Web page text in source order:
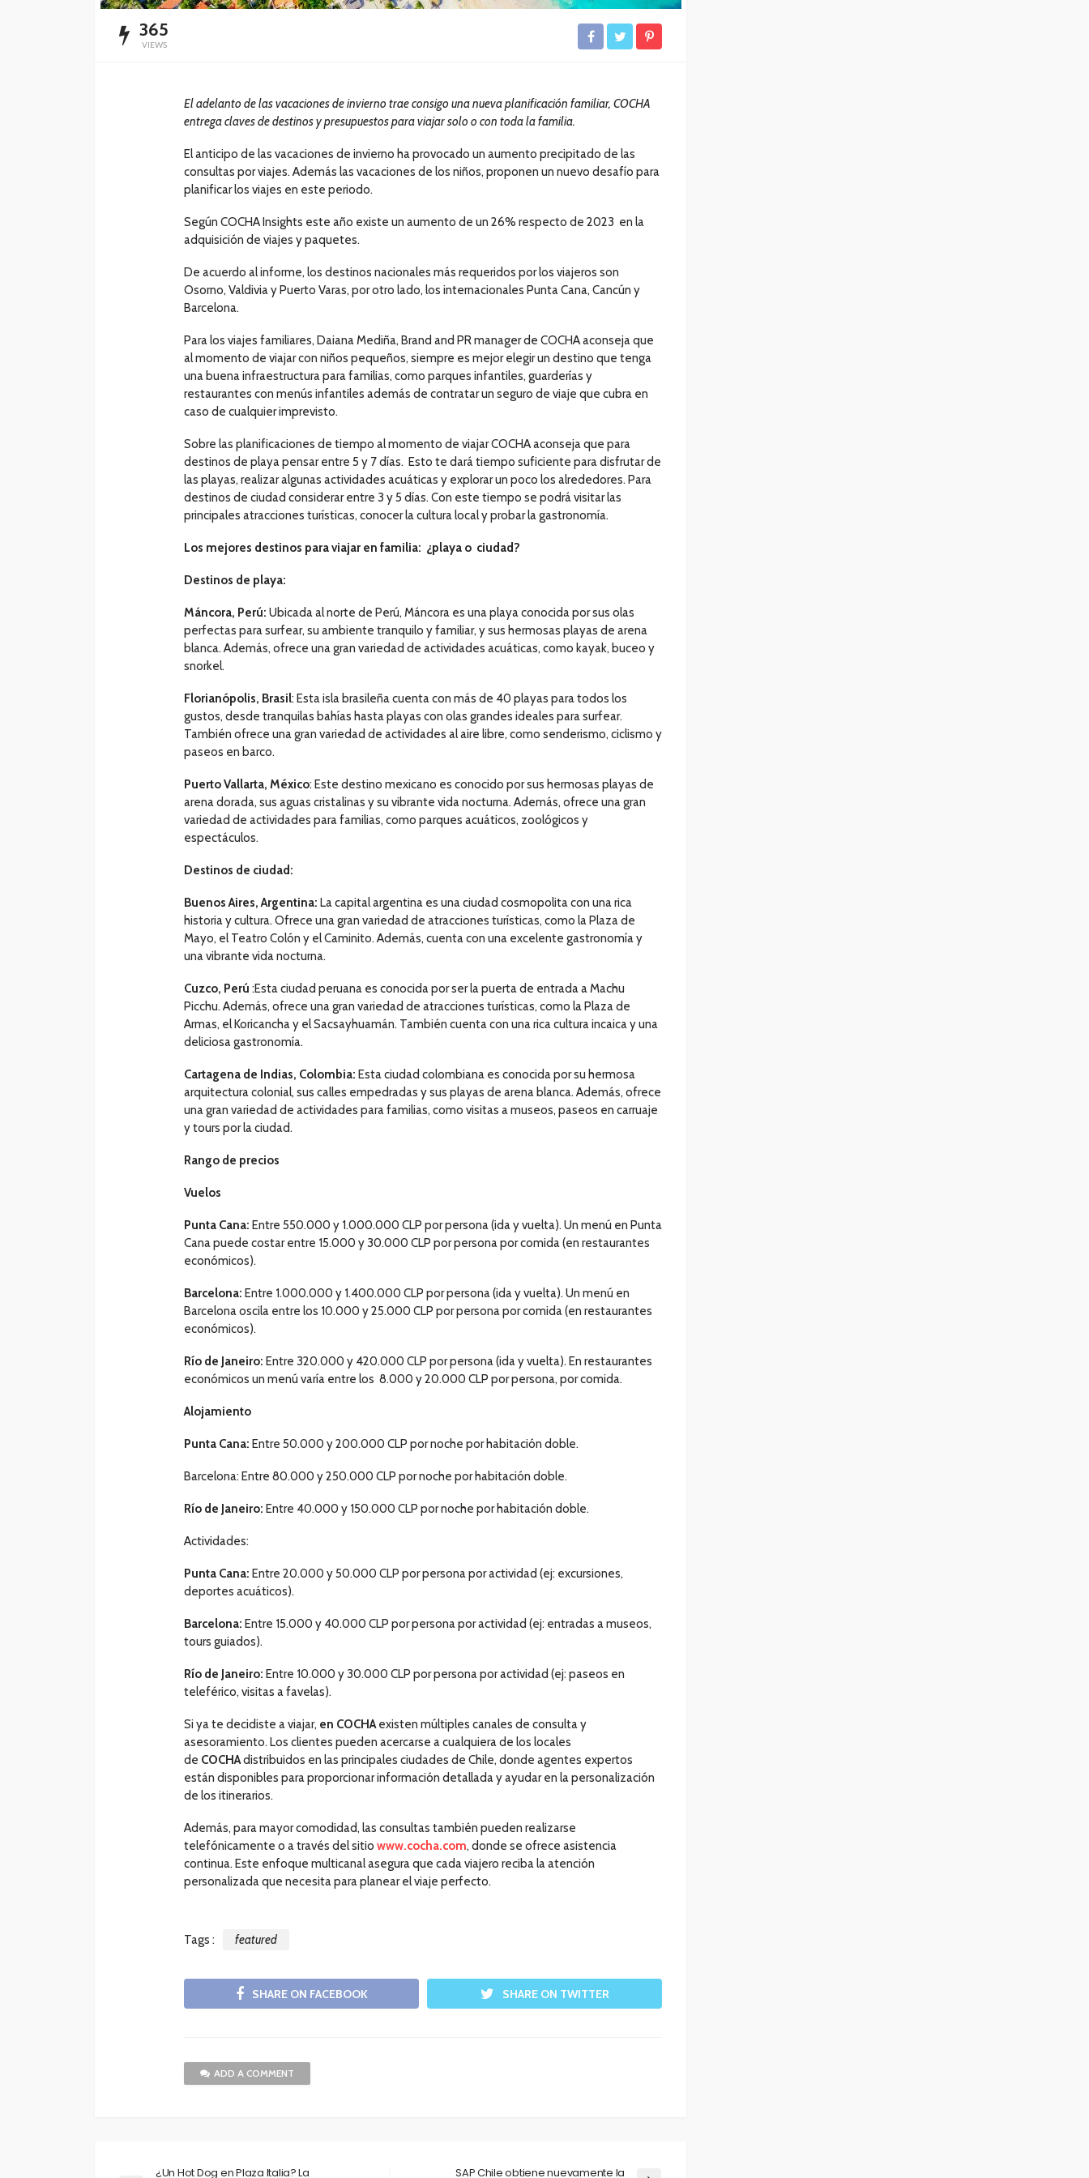
365
VIEWS
El adelanto de las vacaciones de invierno trae consigo una nueva planificación familiar, COCHA
entrega claves de destinos y presupuestos para viajar solo o con toda la familia.
El anticipo de las vacaciones de invierno ha provocado un aumento precipitado de las
consultas por viajes. Además las vacaciones de los niños, proponen un nuevo desafío para
planificar los viajes en este periodo.
Según COCHA Insights este año existe un aumento de un 26% respecto de 2023 en la
adquisición de viajes y paquetes.
De acuerdo al informe, los destinos nacionales más requeridos por los viajeros son
Osorno, Valdivia y Puerto Varas, por otro lado, los internacionales Punta Cana, Cancún y
Barcelona.
Para los viajes familiares, Daiana Mediña, Brand and PR manager de COCHA aconseja que
al momento de viajar con niños pequeños, siempre es mejor elegir un destino que tenga
una buena infraestructura para familias, como parques infantiles, guarderías y
restaurantes con menús infantiles además de contratar un seguro de viaje que cubra en
caso de cualquier imprevisto.
Sobre las planificaciones de tiempo al momento de viajar COCHA aconseja que para
destinos de playa pensar entre 5 y 7 días. Esto te dará tiempo suficiente para disfrutar de
las playas, realizar algunas actividades acuáticas y explorar un poco los alrededores. Para
destinos de ciudad considerar entre 3 y 5 días. Con este tiempo se podrá visitar las
principales atracciones turísticas, conocer la cultura local y probar la gastronomía.
Los mejores destinos para viajar en familia: ¿playa o ciudad?
Destinos de playa:
Máncora, Perú: Ubicada al norte de Perú, Máncora es una playa conocida por sus olas
perfectas para surfear, su ambiente tranquilo y familiar, y sus hermosas playas de arena
blanca. Además, ofrece una gran variedad de actividades acuáticas, como kayak, buceo y
snorkel.
Florianópolis, Brasil: Esta isla brasileña cuenta con más de 40 playas para todos los
gustos, desde tranquilas bahías hasta playas con olas grandes ideales para surfear.
También ofrece una gran variedad de actividades al aire libre, como senderismo, ciclismo y
paseos en barco.
Puerto Vallarta, México: Este destino mexicano es conocido por sus hermosas playas de
arena dorada, sus aguas cristalinas y su vibrante vida nocturna. Además, ofrece una gran
variedad de actividades para familias, como parques acuáticos, zoológicos y
espectáculos.
Destinos de ciudad:
Buenos Aires, Argentina: La capital argentina es una ciudad cosmopolita con una rica
historia y cultura. Ofrece una gran variedad de atracciones turísticas, como la Plaza de
Mayo, el Teatro Colón y el Caminito. Además, cuenta con una excelente gastronomía y
una vibrante vida nocturna.
Cuzco, Perú :Esta ciudad peruana es conocida por ser la puerta de entrada a Machu
Picchu. Además, ofrece una gran variedad de atracciones turísticas, como la Plaza de
Armas, el Koricancha y el Sacsayhuamán. También cuenta con una rica cultura incaica y una
deliciosa gastronomía.
Cartagena de Indias, Colombia: Esta ciudad colombiana es conocida por su hermosa
arquitectura colonial, sus calles empedradas y sus playas de arena blanca. Además, ofrece
una gran variedad de actividades para familias, como visitas a museos, paseos en carruaje
y tours por la ciudad.
Rango de precios
Vuelos
Punta Cana: Entre 550.000 y 1.000.000 CLP por persona (ida y vuelta). Un menú en Punta
Cana puede costar entre 15.000 y 30.000 CLP por persona por comida (en restaurantes
económicos).
Barcelona: Entre 1.000.000 y 1.400.000 CLP por persona (ida y vuelta). Un menú en
Barcelona oscila entre los 10.000 y 25.000 CLP por persona por comida (en restaurantes
económicos).
Río de Janeiro: Entre 320.000 y 420.000 CLP por persona (ida y vuelta). En restaurantes
económicos un menú varía entre los 8.000 y 20.000 CLP por persona, por comida.
Alojamiento
Punta Cana: Entre 50.000 y 200.000 CLP por noche por habitación doble.
Barcelona: Entre 80.000 y 250.000 CLP por noche por habitación doble.
Río de Janeiro: Entre 40.000 y 150.000 CLP por noche por habitación doble.
Actividades:
Punta Cana: Entre 20.000 y 50.000 CLP por persona por actividad (ej: excursiones,
deportes acuáticos).
Barcelona: Entre 15.000 y 40.000 CLP por persona por actividad (ej: entradas a museos,
tours guiados).
Río de Janeiro: Entre 10.000 y 30.000 CLP por persona por actividad (ej: paseos en
teleférico, visitas a favelas).
Si ya te decidiste a viajar, en COCHA existen múltiples canales de consulta y
asesoramiento. Los clientes pueden acercarse a cualquiera de los locales
de COCHAdistribuidos en las principales ciudades de Chile, donde agentes expertos
están disponibles para proporcionar información detallada y ayudar en la personalización
de los itinerarios.
Además, para mayor comodidad, las consultas también pueden realizarse
telefónicamente o a través del sitio www.cocha.com, donde se ofrece asistencia
continua. Este enfoque multicanal asegura que cada viajero reciba la atención
personalizada que necesita para planear el viaje perfecto.
Tags : featured
SHARE ON FACEBOOK SHARE ON TWITTER
ADD A COMMENT
¿Un Hot Dog en Plaza Italia? La SAP Chile obtiene nuevamente la